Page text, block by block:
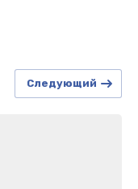
Следующий